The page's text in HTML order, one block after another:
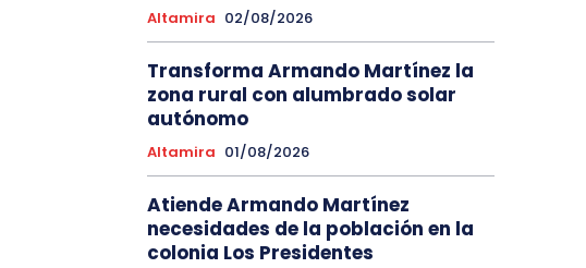
Altamira 02/08/2026
Transforma Armando Martínez la
zona rural con alumbrado solar
autónomo
Altamira 01/08/2026
Atiende Armando Martínez
necesidades de la población en la
colonia Los Presidentes